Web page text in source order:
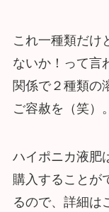
これ一種類だけ
ないか！って言
関係で２種類の
ご容赦を（笑）。
ハイポニカ液肥
購入することが
るので、詳細は